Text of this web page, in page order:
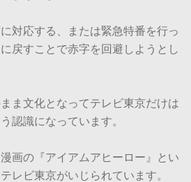
対応する、または緊急特番を行っ
戻すことで赤字を回避しようとし
ま文化となってテレビ東京だけは
認識になっています。
画の『アイアムアヒーロー』とい
レビ東京がいじられています。